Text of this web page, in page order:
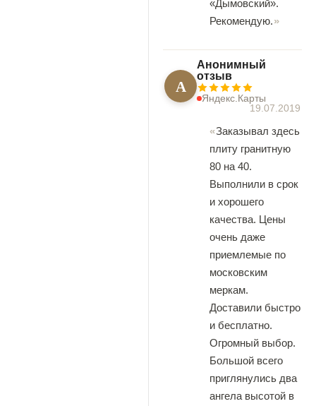
«Дымовский».
Рекомендую.
А
Анонимный
отзыв
Яндекс.Карты
19.07.2019
Заказывал здесь
плиту гранитную
80 на 40.
Выполнили в срок
и хорошего
качества. Цены
очень даже
приемлемые по
московским
меркам.
Доставили быстро
и бесплатно.
Огромный выбор.
Большой всего
приглянулись два
ангела высотой в